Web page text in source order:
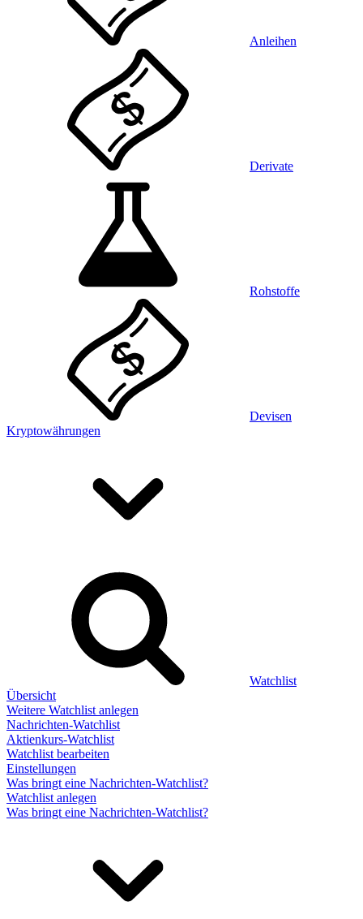
Anleihen
Derivate
Rohstoffe
Devisen
Kryptowährungen
Watchlist
Übersicht
Weitere Watchlist anlegen
Nachrichten-Watchlist
Aktienkurs-Watchlist
Watchlist bearbeiten
Einstellungen
Was bringt eine Nachrichten-Watchlist?
Watchlist anlegen
Was bringt eine Nachrichten-Watchlist?